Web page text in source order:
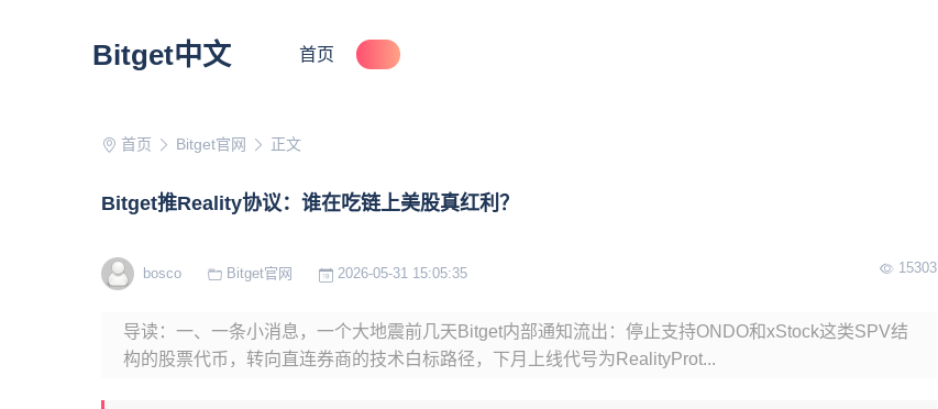
Bitget中文 首页
首页 Bitget官网 正文
Bitget推Reality协议：谁在吃链上美股真红利？
bosco Bitget官网 2026-05-31 15:05:35 15303
导读：一、一条小消息，一个大地震前几天Bitget内部通知流出：停止支持ONDO和xStock这类SPV结
构的股票代币，转向直连券商的技术白标路径，下月上线代号为RealityProt...